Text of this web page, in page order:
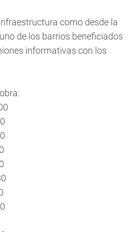
como desde la
de los barrios beneficiados
informativas con los